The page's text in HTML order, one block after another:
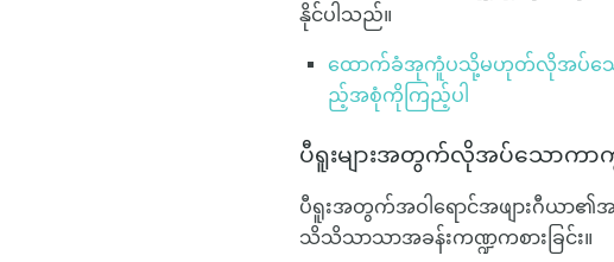
နိုင်ပါသည်။
ထောက်ခံအုကူံပသို့မဟုတ်လိုအပ်သောအဝ
ည့်အစုံကိုကြည့်ပါ
ပီရူးများအတွက်လိုအပ်သောကာ
ပီရူးအတွက်အဝါရောင်အဖျားဂီယာ၏အ
သိသိသာသာအခန်းကဏ္ဍကစားခြင်း။